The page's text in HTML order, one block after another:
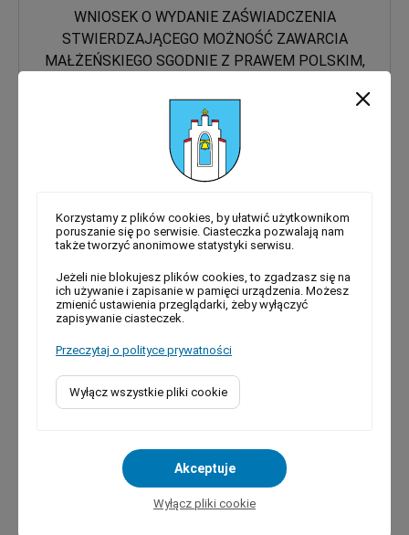
WNIOSEK O WYDANIE ZAŚWIADCZENIA
STWIERDZAJĄCEGO MOŻNOŚĆ ZAWARCIA
MAŁŻEŃSKIEGO SGODNIE Z PRAWEM POLSKIM,
CYWILNEGO
WNIOSKI O TRANSKRYPCJE AKTU STANU
Korzystamy z plików cookies, by ułatwić użytkownikom
poruszanie się po serwisie. Ciasteczka pozwalają nam
także tworzyć anonimowe statystyki serwisu.
Jeżeli nie blokujesz plików cookies, to zgadzasz się na
ich używanie i zapisanie w pamięci urządzenia. Możesz
zmienić ustawienia przeglądarki, żeby wyłączyć
zapisywanie ciasteczek.
Przeczytaj o polityce prywatności
Wyłącz wszystkie pliki cookie
Akceptuje
Wyłącz pliki cookie